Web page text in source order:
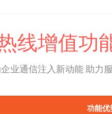
线增值功
业通信注入新动能 助力
功能优